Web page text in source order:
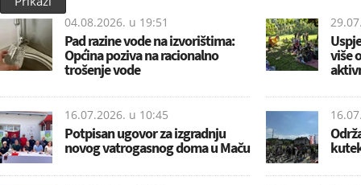
04.08.2026. u 19:51
Pad razine vode na izvorištima:
Općina poziva na racionalno
trošenje vode
16.07.2026. u 10:45
Potpisan ugovor za izgradnju
novog vatrogasnog doma u Maču
više